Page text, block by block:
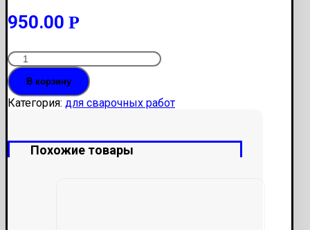
950.00 Р
Количество
Переход
7/16
х
1,0
В корзину
Категория: для сварочных работ
Похожие товары